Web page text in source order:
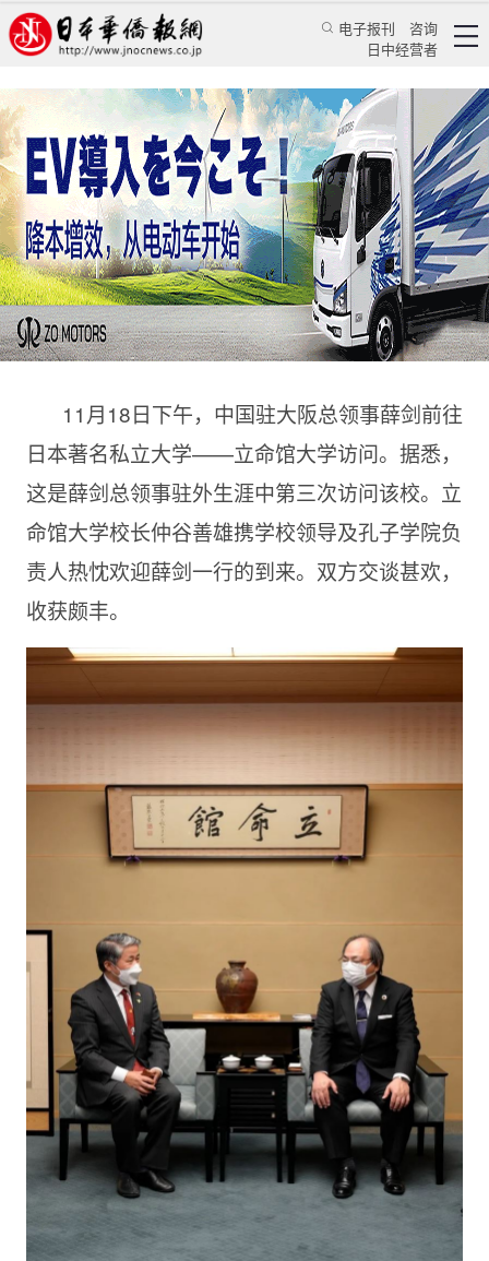
电子报刊
咨询
日中经营者
中国驻大阪总领事薛剑参访日本私立名校立命馆
大学
华人新闻 使领馆新闻
中国驻大阪总领领事馆 2022/12/12 13:32:38
11月18日下午，中国驻大阪总领事薛剑前往
日本著名私立大学——立命馆大学访问。据悉，
这是薛剑总领事驻外生涯中第三次访问该校。立
命馆大学校长仲谷善雄携学校领导及孔子学院负
责人热忱欢迎薛剑一行的到来。双方交谈甚欢，
收获颇丰。